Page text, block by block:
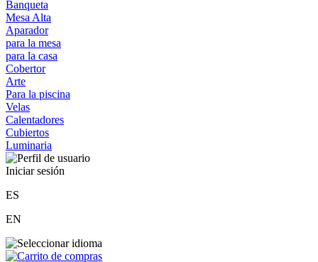
Banqueta
Mesa Alta
Aparador
para la mesa
para la casa
Cobertor
Arte
Para la piscina
Velas
Calentadores
Cubiertos
Luminaria
Iniciar sesión
ES
EN